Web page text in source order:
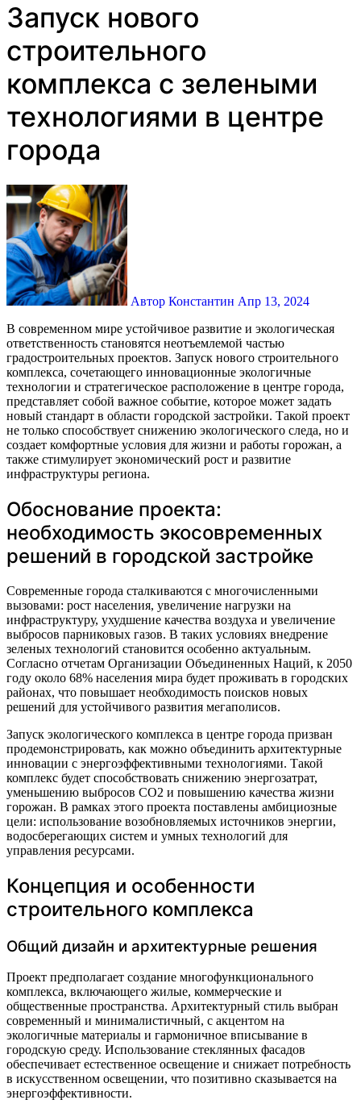
Запуск нового
строительного
комплекса с зелеными
технологиями в центре
города
Автор Константин Апр 13, 2024
В современном мире устойчивое развитие и экологическая
ответственность становятся неотъемлемой частью
градостроительных проектов. Запуск нового строительного
комплекса, сочетающего инновационные экологичные
технологии и стратегическое расположение в центре города,
представляет собой важное событие, которое может задать
новый стандарт в области городской застройки. Такой проект
не только способствует снижению экологического следа, но и
создает комфортные условия для жизни и работы горожан, а
также стимулирует экономический рост и развитие
инфраструктуры региона.
Обоснование проекта:
необходимость экосовременных
решений в городской застройке
Современные города сталкиваются с многочисленными
вызовами: рост населения, увеличение нагрузки на
инфраструктуру, ухудшение качества воздуха и увеличение
выбросов парниковых газов. В таких условиях внедрение
зеленых технологий становится особенно актуальным.
Согласно отчетам Организации Объединенных Наций, к 2050
году около 68% населения мира будет проживать в городских
районах, что повышает необходимость поисков новых
решений для устойчивого развития мегаполисов.
Запуск экологического комплекса в центре города призван
продемонстрировать, как можно объединить архитектурные
инновации с энергоэффективными технологиями. Такой
комплекс будет способствовать снижению энергозатрат,
уменьшению выбросов СО2 и повышению качества жизни
горожан. В рамках этого проекта поставлены амбициозные
цели: использование возобновляемых источников энергии,
водосберегающих систем и умных технологий для
управления ресурсами.
Концепция и особенности
строительного комплекса
Общий дизайн и архитектурные решения
Проект предполагает создание многофункционального
комплекса, включающего жилые, коммерческие и
общественные пространства. Архитектурный стиль выбран
современный и минималистичный, с акцентом на
экологичные материалы и гармоничное вписывание в
городскую среду. Использование стеклянных фасадов
обеспечивает естественное освещение и снижает потребность
в искусственном освещении, что позитивно сказывается на
энергоэффективности.